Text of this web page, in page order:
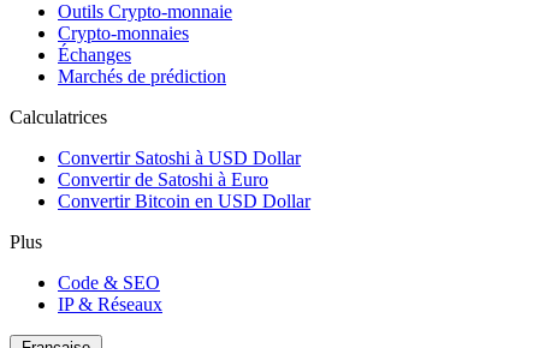
Outils Crypto-monnaie
Crypto-monnaies
Échanges
Marchés de prédiction
Calculatrices
Convertir Satoshi à USD Dollar
Convertir de Satoshi à Euro
Convertir Bitcoin en USD Dollar
Plus
Code & SEO
IP & Réseaux